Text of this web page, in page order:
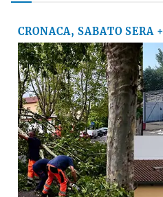
CRONACA, SABATO SERA +